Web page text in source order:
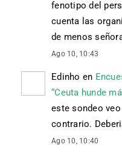
fenotipo del
cuenta las
de menos
Ago 10, 10:43
Edinho en
“Ceuta hunde
este sondeo
contrario.
Ago 10, 10:40